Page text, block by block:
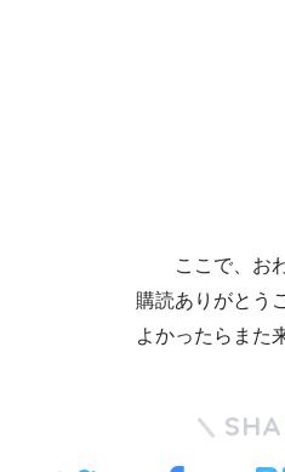
ここで、お
購読ありがとう
よかったらまた